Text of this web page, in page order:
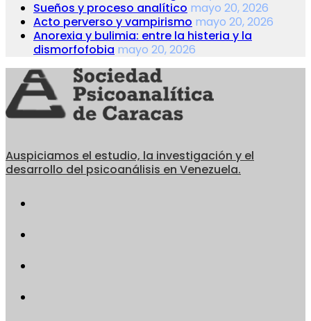
Sueños y proceso analítico mayo 20, 2026
Acto perverso y vampirismo mayo 20, 2026
Anorexia y bulimia: entre la histeria y la
dismorfofobia mayo 20, 2026
Auspiciamos el estudio, la investigación y el
desarrollo del psicoanálisis en Venezuela.